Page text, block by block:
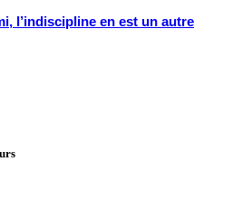
l’indiscipline en est un autre